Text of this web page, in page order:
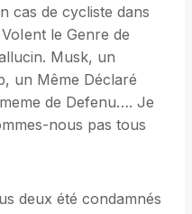
cas de cycliste dans
le Genre de
Musk, un
un Même Déclaré
de Defenu…. Je
nous pas tous
deux été condamnés